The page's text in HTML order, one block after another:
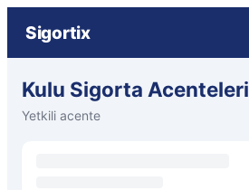
Sigortix
Kulu Sigorta Acenteleri
Yetkili acente